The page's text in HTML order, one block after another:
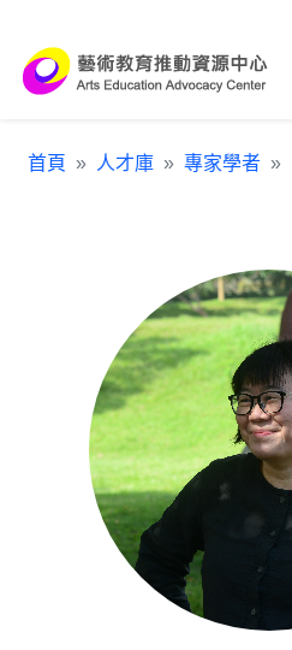
首頁 人才庫 專家學者